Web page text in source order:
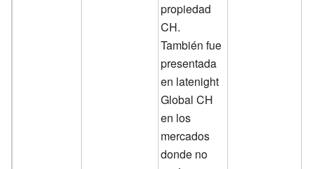
propiedad
CH.
También fue
presentada
en latenight
Global CH
en los
mercados
donde no